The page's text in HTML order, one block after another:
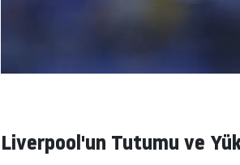
Liverpool'un Tutumu ve